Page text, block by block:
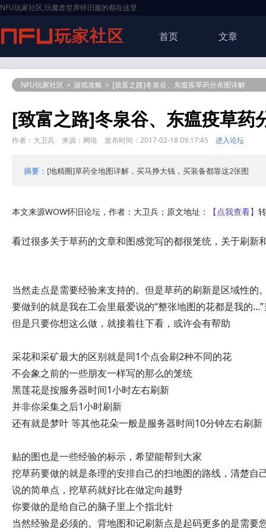
NFU玩家社区,玩魔兽世界怀旧服的都在这里
首页 文章
NFU玩家社区 > 游戏攻略 > [致富之路]冬泉谷、东瘟疫草药分布图详解
[致富之路]冬泉谷、东瘟疫草药
作者：大卫兵 来源：网络 发布时间：2017-02-18 09:17:45 进入论坛
摘要： [地精圈]草药全地图详解，买马挣大钱，买装备都靠这2张图
本文来源WOW怀旧论坛，作者：大卫兵；原文地址： 【点我查看】
看过很多关于草药的文章和图感觉写的都很笼统，关于刷新
当然走点是需要经验来支持的。但是草药的刷新是区域性
要做到的就是我在工会里最爱说的“整张地图的花都是我的
但是只要你想这么做，就接着往下看，或许会有帮助
采花和采矿最大的区别就是同1个点会刷2种不同的花
不会象之前的一些朋友一样写的那么的笼统
黑莲花是按服务器时间1小时左右刷新
并非你采集之后1小时刷新
还有就是梦叶 等其他花朵一般是服务器时间10分钟左右刷新
贴的图也是一些经验的标示，希望能帮到大家
挖草药要做的就是条理的安排自己的扫地图的路线，清楚自
说的简单点，挖草药就好比在做定向越野
你要做的是给自己的脑子里上个指北针
当然经验是必须的。背地图和记刷新点是起码更多的是需要